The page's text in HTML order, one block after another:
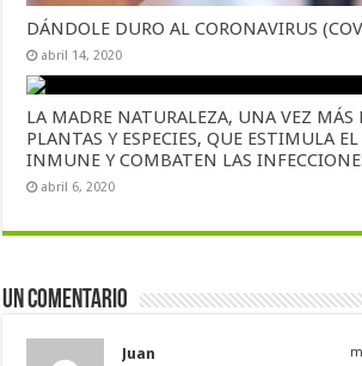
DÁNDOLE DURO AL CORONAVIRUS
abril 14, 2020
LA MADRE NATURALEZA, UNA VEZ MÁS
PLANTAS Y ESPECIES, QUE ESTIMULA
INMUNE Y COMBATEN LAS
abril 6, 2020
Un comentario
Juan